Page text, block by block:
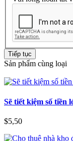
Tiếp tục
Sản phẩm cùng loại
Sẽ tiết kiệm số tiền
$5,50